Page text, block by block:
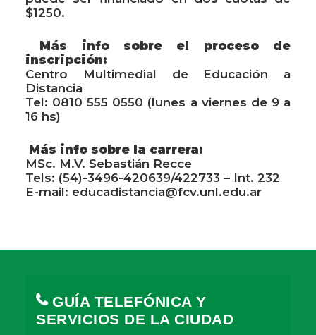
$1250.
Más info sobre el proceso de
inscripción:
Centro Multimedial de Educación a
Distancia
Tel: 0810 555 0550 (lunes a viernes de 9 a
16 hs)
Más info sobre la carrera:
MSc. M.V. Sebastián Recce
Tels: (54)-3496-420639/422733 – Int. 232
E-mail: educadistancia@fcv.unl.edu.ar
GUÍA TELEFÓNICA Y
SERVICIOS DE LA CIUDAD